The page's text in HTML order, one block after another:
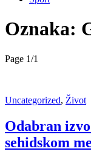
Oznaka:
Page 1/1
Uncategorized, Život
Odabran
sehidskom